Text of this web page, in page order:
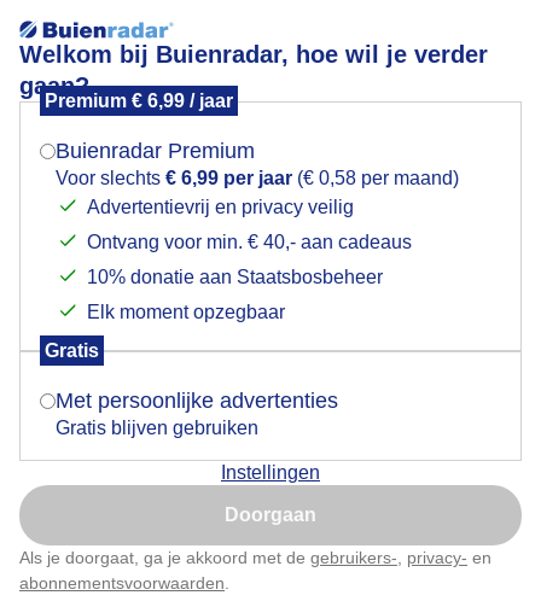
Welkom bij Buienradar, hoe wil je verder
gaan?
Premium € 6,99 / jaar
Buienradar Premium
Voor slechts € 6,99 per jaar (€ 0,58 per maand)
Advertentievrij en privacy veilig
Ontvang voor min. € 40,- aan cadeaus
10% donatie aan Staatsbosbeheer
Elk moment opzegbaar
Gratis
Met persoonlijke advertenties
Gratis blijven gebruiken
Instellingen
Doorgaan
Als je doorgaat, ga je akkoord met de gebruikers- privacy- en
abonnementsvoorwaarden
Wolken
Door: Ton Wesselius Gemaakt: 22-04-2025, 17x bekeken
Mogen we je locatie gebruiken voor het
Indien je hier nog geen akkoord op hebt gegeven,
verschijnt er zo een pop-up uit je browser waarin
Is goed, toon de popup
Nu niet, misschien later
Klik hierom dit aan te passen